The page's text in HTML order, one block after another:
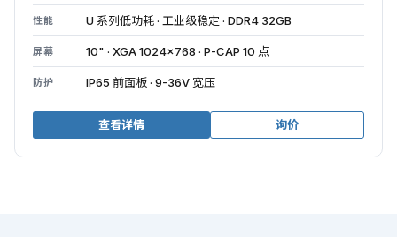
性能 U 系列低功耗 · 工业级稳定 · DDR4 32GB
屏幕 10" · XGA 1024×768 · P-CAP 10 点
防护 IP65 前面板 · 9-36V 宽压
查看详情 询价